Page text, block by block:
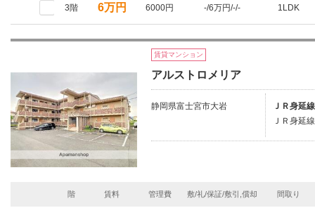
3階 6万円 6000円 -/6万円/-/- 1LDK
賃貸マンション
アルストロメリア
静岡県富士宮市大岩
ＪＲ身延
ＪＲ身延
階 賃料 管理費 敷/礼/保証/敷引,償却 間取り